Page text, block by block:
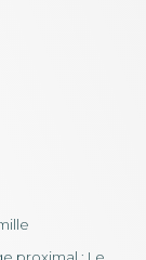
proximal : Le